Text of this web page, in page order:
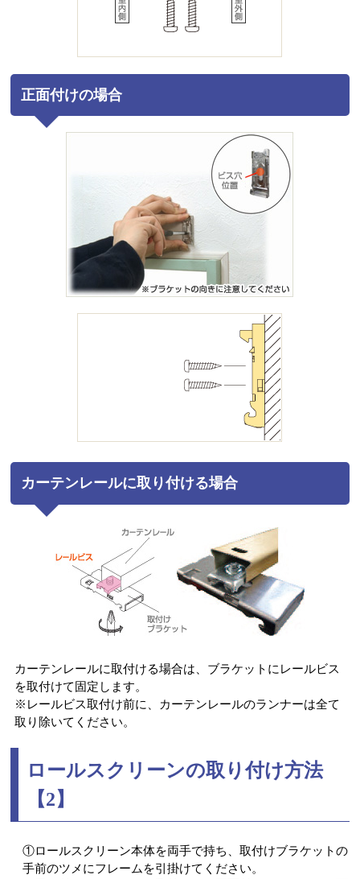
正面付けの場合
カーテンレールに取り付ける場合
カーテンレールに取付ける場合は、ブラケットにレールビス
を取付けて固定します。
※レールビス取付け前に、カーテンレールのランナーは全て
取り除いてください。
ロールスクリーンの取り付け方法
【2】
①ロールスクリーン本体を両手で持ち、取付けブラケットの
手前のツメにフレームを引掛けてください。